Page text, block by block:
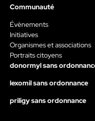
Communauté
Évènements
Initiatives
Organismes et associations
Portraits citoyens
donormyl sans
lexomil sans ordonnance
priligy sans ordonnance